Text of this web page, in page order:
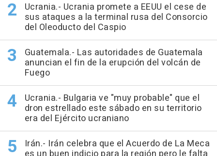
Ucrania.- Ucrania promete a EEUU el cese de
sus ataques a la terminal rusa del Consorcio
del Oleoducto del Caspio
Guatemala.- Las autoridades de Guatemala
anuncian el fin de la erupción del volcán de
Fuego
Ucrania.- Bulgaria ve "muy probable" que el
dron estrellado este sábado en su territorio
era del Ejército ucraniano
Irán.- Irán celebra que el Acuerdo de La Meca